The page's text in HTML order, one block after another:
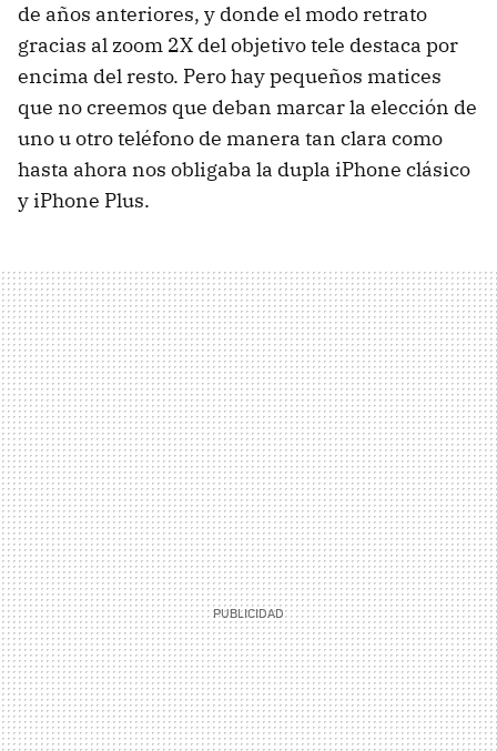
de años anteriores, y donde el modo retrato
gracias al zoom 2X del objetivo tele destaca por
encima del resto. Pero hay pequeños matices
que no creemos que deban marcar la elección de
uno u otro teléfono de manera tan clara como
hasta ahora nos obligaba la dupla iPhone clásico
y iPhone Plus.